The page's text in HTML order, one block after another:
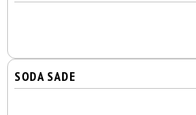
SODA SADE